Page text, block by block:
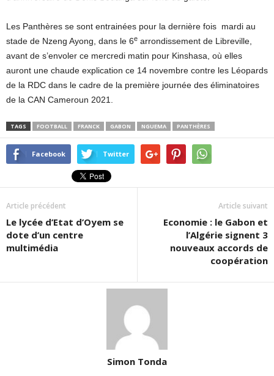
Les Panthères se sont entrainées pour la dernière fois mardi au
stade de Nzeng Ayong, dans le 6e arrondissement de Libreville,
avant de s’envoler ce mercredi matin pour Kinshasa, où elles
auront une chaude explication ce 14 novembre contre les Léopards
de la RDC dans le cadre de la première journée des éliminatoires
de la CAN Cameroun 2021.
TAGS FOOTBALL FRANCK GABON NGUEMA PANTHÈRES
Facebook Twitter
Article précédent
Le lycée d’Etat d’Oyem se
dote d’un centre
multimédia
Article suivant
Economie : le Gabon et
l’Algérie signent 3
nouveaux accords de
coopération
Simon Tonda